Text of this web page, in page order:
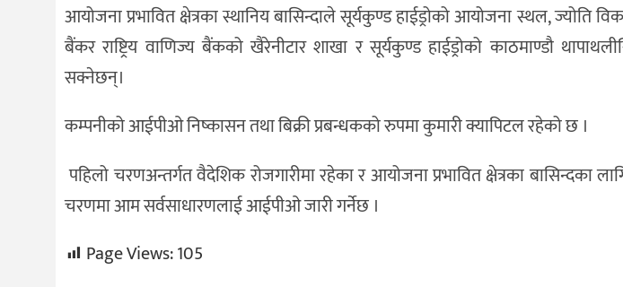
आयोजना प्रभावित क्षेत्रका स्थानिय बासिन्दाले सूर्यकुण्ड हाईड्रोको आयोजना स्थल, ज्योति
बैंकर राष्ट्रिय वाणिज्य बैंकको खैरेनीटार शाखा र सूर्यकुण्ड हाईड्रोको काठमाण्डौ
सक्नेछन्।
कम्पनीको आईपीओ निष्कासन तथा बिक्री प्रबन्धकको रुपमा कुमारी क्यापिटल रहेको छ ।
पहिलो चरणअन्तर्गत वैदेशिक रोजगारीमा रहेका र आयोजना प्रभावित क्षेत्रका बासिन्दका
चरणमा आम सर्वसाधारणलाई आईपीओ जारी गर्नेछ ।
Page Views:105